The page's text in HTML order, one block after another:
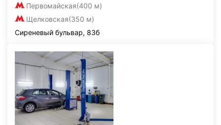
Первомайская(400 м)
Щелковская(350 м)
Сиреневый бульвар, 83б